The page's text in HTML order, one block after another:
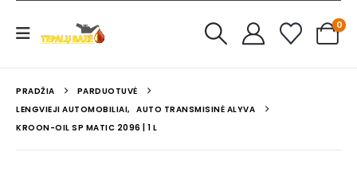
0
PRADŽIA
PARDUOTUVĖ
LENGVIEJI AUTOMOBILIAI, AUTO TRANSMISINĖ ALYVA
KROON-OIL SP MATIC 2096 | 1 L